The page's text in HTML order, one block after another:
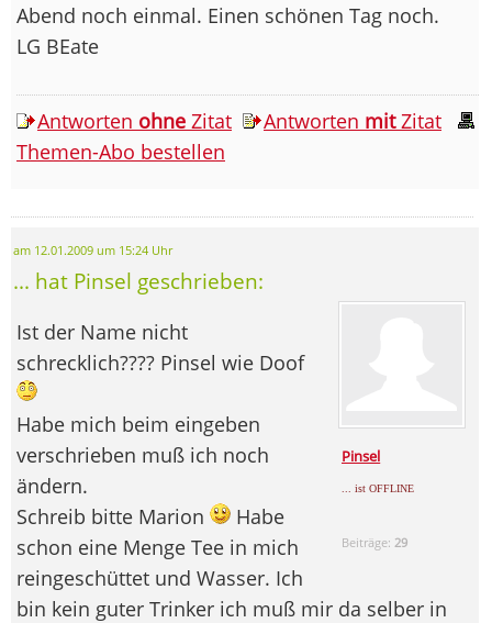
Abend noch einmal. Einen schönen Tag noch.
LG BEate
Antworten ohne Zitat Antworten mitZitat
Themen-Abo bestellen
am 12.01.2009 um 15:24 Uhr
... hat Pinsel geschrieben:
Pinsel
... ist OFFLINE
Beiträge: 29
Ist der Name nicht
schrecklich???? Pinsel wie Doof
Habe mich beim eingeben
verschrieben muß ich noch
ändern.
Schreib bitte Marion
Habe
schon eine Menge Tee in mich
reingeschüttet und Wasser. Ich
bin kein guter Trinker ich muß mir da selber in